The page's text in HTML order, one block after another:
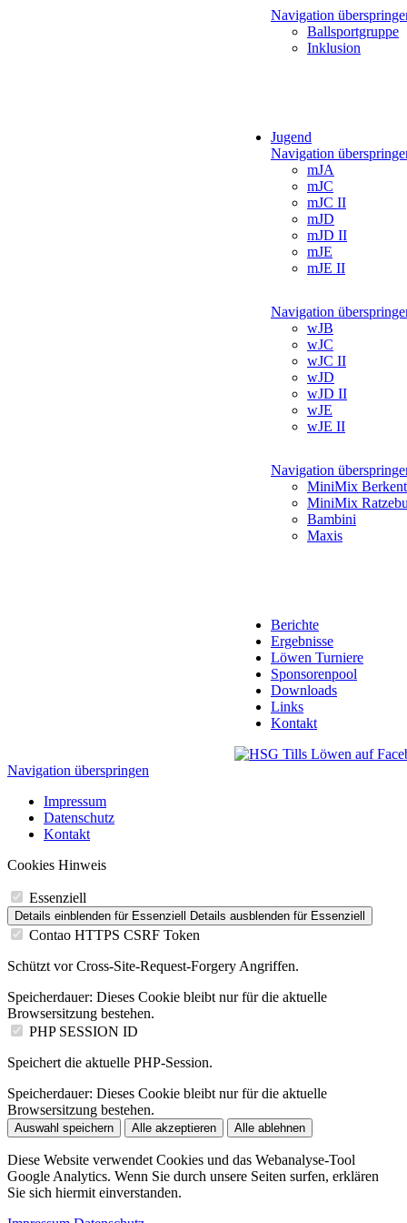
Navigation
Ballsportgruppe
Inklusion
Jugend
Navigation
mJA
mJC
mJC II
mJD
mJD II
mJE
mJE II
Navigation
wJB
wJC
wJC II
wJD
wJD II
wJE
wJE II
Navigation
MiniMix
MiniMix
Bambini
Maxis
Berichte
Ergebnisse
Löwen Turniere
Sponsorenpool
Downloads
Links
Kontakt
Navigation überspringen
Impressum
Datenschutz
Kontakt
Cookies Hinweis
Essenziell
Details einblenden für Essenziell Details ausblenden für Essenziell
Contao HTTPS CSRF Token
Schützt vor Cross-Site-Request-Forgery Angriffen.
Speicherdauer: Dieses Cookie bleibt nur für die aktuelle
Browsersitzung bestehen.
PHP SESSION ID
Speichert die aktuelle PHP-Session.
Speicherdauer: Dieses Cookie bleibt nur für die aktuelle
Browsersitzung bestehen.
Auswahl speichern Alle akzeptieren Alle ablehnen
Diese Website verwendet Cookies und das Webanalyse-Tool
Google Analytics. Wenn Sie durch unsere Seiten surfen, erklären
Sie sich hiermit einverstanden.